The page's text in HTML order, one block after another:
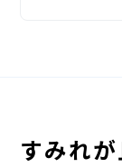
すみれ